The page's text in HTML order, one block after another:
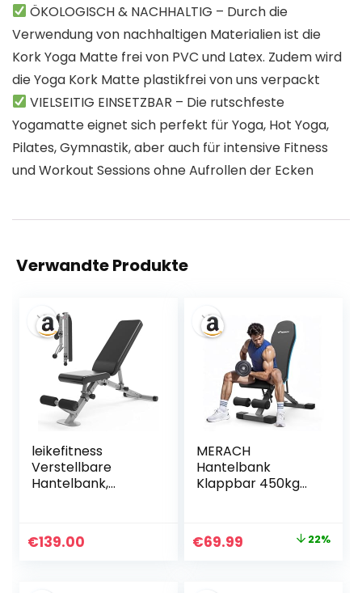
ÖKOLOGISCH & NACHHALTIG – Durch die
Verwendung von nachhaltigen Materialien ist die
Kork Yoga Matte frei von PVC und Latex. Zudem wird
die Yoga Kork Matte plastikfrei von uns verpackt
VIELSEITIG EINSETZBAR – Die rutschfeste
Yogamatte eignet sich perfekt für Yoga, Hot Yoga,
Pilates, Gymnastik, aber auch für intensive Fitness
und Workout Sessions ohne Aufrollen der Ecken
Verwandte Produkte
leikefitness
Verstellbare
Hantelbank,
automatischer
Verriegelung für
€139.00
MERACH
Hantelbank
Klappbar 450kg
Trainingsbank mit
72
Ursprünglicher
€69.99 Aktueller22%